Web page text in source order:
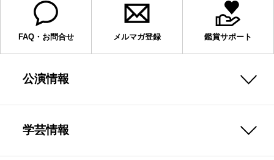
FAQ・お問合せ メルマガ登録 鑑賞サポート
公演情報
学芸情報